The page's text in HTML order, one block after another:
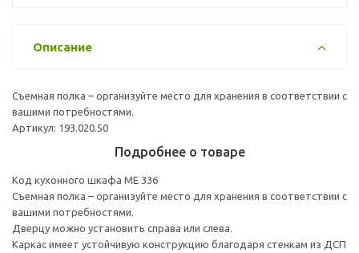
Описание
Съемная полка – организуйте место для хранения в соответствии с
вашими потребностями.
Артикул: 193.020.50
Подробнее о товаре
Код кухонного шкафа ME 336
Съемная полка – организуйте место для хранения в соответствии с
вашими потребностями.
Дверцу можно установить справа или слева.
Каркас имеет устойчивую конструкцию благодаря стенкам из ДСП